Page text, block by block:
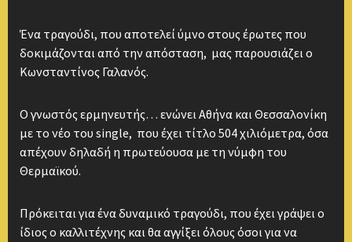
Ένα τραγούδι, που αποτελεί ύμνο στους έρωτες που
δοκιμάζονται από την απόσταση, μας παρουσιάζει ο
Κωνσταντίνος Γαλανός.
Ο γνωστός ερμηνευτής… ενώνει Αθήνα και Θεσσαλονίκη
με το νέο του single, που έχει τίτλο 504 χιλιόμετρα, όσα
απέχουν δηλαδή η πρωτεύουσα με τη νύμφη του
Θερμαϊκού.
Πρόκειται για ένα δυναμικό τραγούδι, που έχει γράψει ο
ίδιος ο καλλιτέχνης και θα αγγίξει όλους όσοι για να